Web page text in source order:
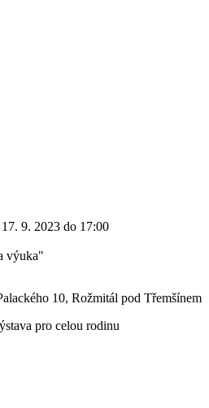
9. 2023 do 17:00
výuka"
10, Rožmitál pod Třemšínem
pro celou rodinu